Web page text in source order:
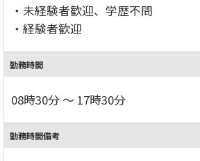
・未経験者歓迎、学歴不問
・経験者歓迎
勤務時間
08時30分 ～ 17時30分
勤務時間備考